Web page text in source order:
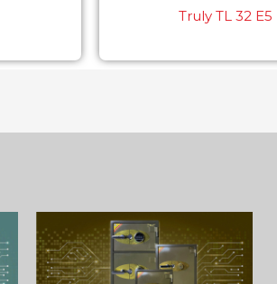
Truly TL 32 E5